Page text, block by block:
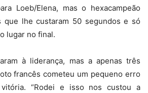
Loeb/Elena, mas o hexacampeão
que lhe custaram 50 segundos e só
lugar no final.
à liderança, mas a apenas três
francês cometeu um pequeno erro
“Rodei e isso nos custou a